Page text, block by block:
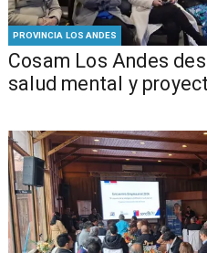
PROVINCIA LOS ANDES
Cosam Los Andes
salud mental y